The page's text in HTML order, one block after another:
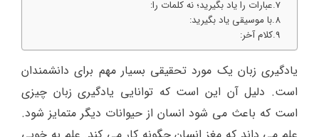
عبارات را یاد بگیرید؛ نه کلمات را:
با موسیقی یاد بگیرید:
کلام آخر:
یادگیری زبان یک مورد تحقیقی بسیار مهم برای دانشمندان
است. دلیل آن این است که توانایی یادگیری زبان چیزی
است که باعث می شود انسان از حیوانات دیگر متمایز شود.